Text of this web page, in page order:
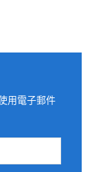
用電子郵件